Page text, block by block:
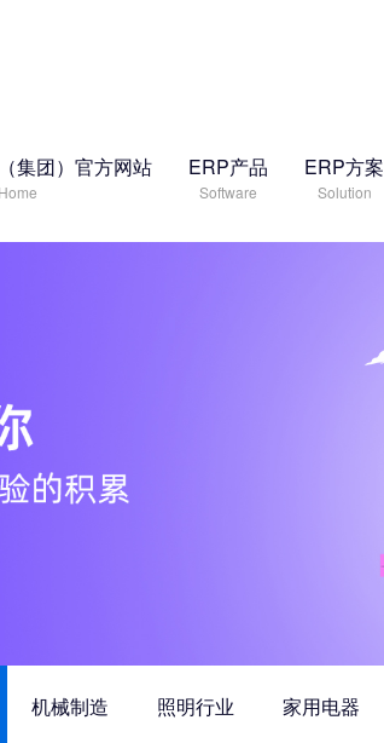
集团）官方网站
Home
ERP产品
Software
ERP方案
Solution
机械制造 照明行业 家用电器